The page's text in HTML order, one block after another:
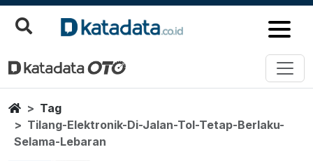
Tilang Elektronik Di Jalan Tol
Berita Terbaru
HomeTag
Tilang-Elektronik-Di-Jalan-Tol-Tetap-Berlaku-
Selama-Lebaran